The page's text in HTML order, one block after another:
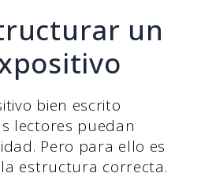
un
bien escrito
lectores puedan
Pero para ello es
estructura correcta.